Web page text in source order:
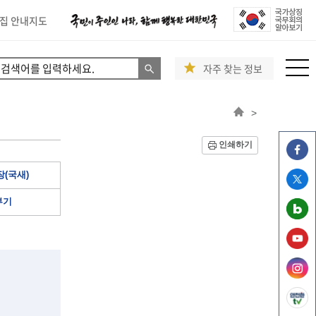
안내지도
자주 찾는 정보
>
인쇄하기
(국새)